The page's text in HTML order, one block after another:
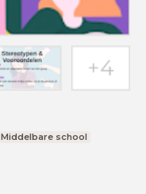
Middelbare school